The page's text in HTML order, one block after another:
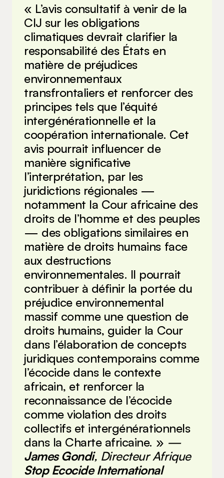
« L’avis consultatif à venir de la
CIJ sur les obligations
climatiques devrait clarifier la
responsabilité des États en
matière de préjudices
environnementaux
transfrontaliers et renforcer des
principes tels que l’équité
intergénérationnelle et la
coopération internationale. Cet
avis pourrait influencer de
manière significative
l’interprétation, par les
juridictions régionales —
notamment la Cour africaine des
droits de l’homme et des peuples
— des obligations similaires en
matière de droits humains face
aux destructions
environnementales. Il pourrait
contribuer à définir la portée du
préjudice environnemental
massif comme une question de
droits humains, guider la Cour
dans l’élaboration de concepts
juridiques contemporains comme
l’écocide dans le contexte
africain, et renforcer la
reconnaissance de l’écocide
comme violation des droits
collectifs et intergénérationnels
dans la Charte africaine. » —
James Gondi, Directeur Afrique
Stop Ecocide International